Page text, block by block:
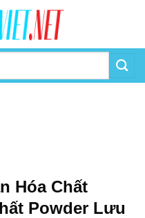
Hóa Chất
Powder Lưu